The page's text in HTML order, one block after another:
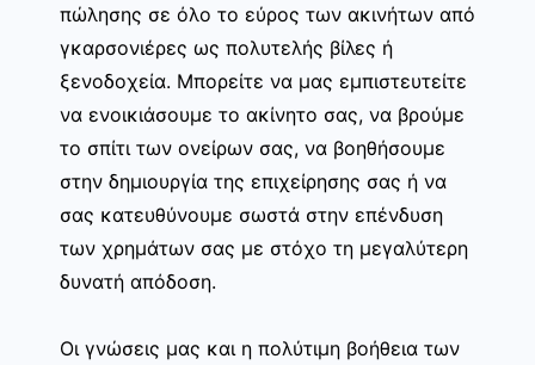
πώλησης σε όλο το εύρος των ακινήτων από
γκαρσονιέρες ως πολυτελής βίλες ή
ξενοδοχεία. Μπορείτε να μας εμπιστευτείτε
να ενοικιάσουμε το ακίνητο σας, να βρούμε
το σπίτι των ονείρων σας, να βοηθήσουμε
στην δημιουργία της επιχείρησης σας ή να
σας κατευθύνουμε σωστά στην επένδυση
των χρημάτων σας με στόχο τη μεγαλύτερη
δυνατή απόδοση.
Οι γνώσεις μας και η πολύτιμη βοήθεια των